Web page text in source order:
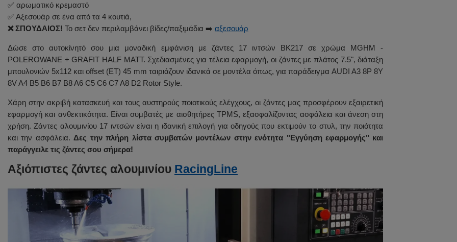
Continental 215/55 R17 Felgi BK217 MGHM 5x112
Bridgestone 215/55 R17 Felgi BK217 MGHM 5x112
Pirelli 225/55 R17 + Felgi BK217 MGHM 5x112
Falken 215/55 R17 + Felgi BK217 MGHM 5x112
Goodyear 215/55 R17 + Felgi BK217 MGHM 5x112
✅ αρωματικό κρεμαστό
✅ Αξεσουάρ σε ένα από τα 4 κουτιά,
❌ ΣΠΟΥΔΑΙΟΣ! Το σετ δεν περιλαμβάνει βίδες/παξιμάδια ➡️ αξεσουάρ
Δώσε στο αυτοκίνητό σου μια μοναδική εμφάνιση με ζάντες 17 ιντσών BK217 σε χρώμα MGHM -
POLEROWANE + GRAFIT HALF MATT. Σχεδιασμένες για τέλεια εφαρμογή, οι ζάντες με πλάτος 7.5", διάταξη
μπουλονιών 5x112 και offset (ET) 45 mm ταιριάζουν ιδανικά σε μοντέλα όπως, για παράδειγμα AUDI A3 8P 8Y
8V A4 B5 B6 B7 B8 A6 C5 C6 C7 A8 D2 Rotor Style.
Χάρη στην ακριβή κατασκευή και τους αυστηρούς ποιοτικούς ελέγχους, οι ζάντες μας προσφέρουν εξαιρετική
εφαρμογή και ανθεκτικότητα. Είναι συμβατές με αισθητήρες TPMS, εξασφαλίζοντας ασφάλεια και άνεση στη
χρήση. Ζάντες αλουμινίου 17 ιντσών είναι η ιδανική επιλογή για οδηγούς που εκτιμούν το στυλ, την ποιότητα
και την ασφάλεια.Δες την πλήρη λίστα συμβατών μοντέλων στην ενότητα "Εγγύηση εφαρμογής" και
παράγγειλε τις ζάντες σου σήμερα!
Αξιόπιστες ζάντες αλουμινίου RacingLine